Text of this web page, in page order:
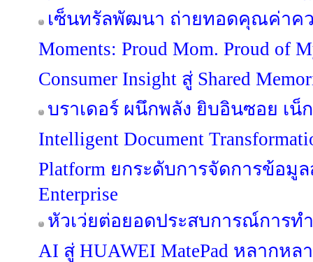
เซ็นทรัลพัฒนา ถ่ายทอดคุณค่าค
Moments: Proud Mom. Proud of
Consumer Insight สู่ Shared
บราเดอร์ ผนึกพลัง ยิบอินซอย เน็
Intelligent Document
Platform ยกระดับการจัดการข้อมู
Enterprise
หัวเว่ยต่อยอดประสบการณ์การท
AI สู่ HUAWEI MatePad หลากห